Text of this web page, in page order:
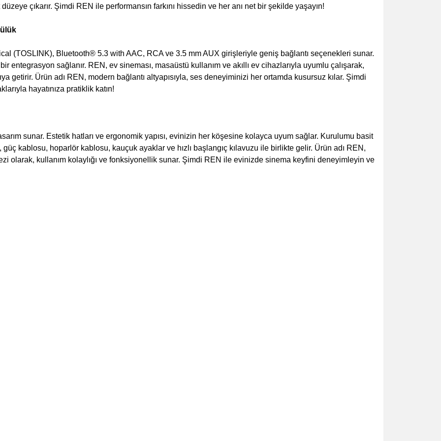
çıkarır. Şimdi REN ile performansın farkını hissedin ve her anı net bir şekilde yaşayın!
(TOSLINK), Bluetooth® 5.3 with AAC, RCA ve 3.5 mm AUX girişleriyle geniş bağlantı seçenekleri sunar.
entegrasyon sağlanır. REN, ev sineması, masaüstü kullanım ve akıllı ev cihazlarıyla uyumlu çalışarak,
getirir. Ürün adı REN, modern bağlantı altyapısıyla, ses deneyiminizi her ortamda kusursuz kılar. Şimdi
hayatınıza pratiklik katın!
sunar. Estetik hatları ve ergonomik yapısı, evinizin her köşesine kolayca uyum sağlar. Kurulumu basit
kablosu, hoparlör kablosu, kauçuk ayaklar ve hızlı başlangıç kılavuzu ile birlikte gelir. Ürün adı REN,
olarak, kullanım kolaylığı ve fonksiyonellik sunar. Şimdi REN ile evinizde sinema keyfini deneyimleyin ve